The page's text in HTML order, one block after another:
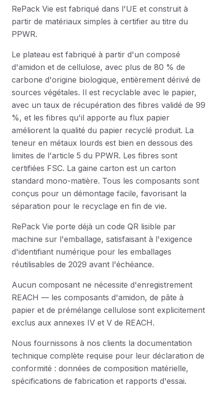
RePack Vie est fabriqué dans l'UE et construit à
partir de matériaux simples à certifier au titre du
PPWR.
Le plateau est fabriqué à partir d'un composé
d'amidon et de cellulose, avec plus de 80 % de
carbone d'origine biologique, entièrement dérivé de
sources végétales. Il est recyclable avec le papier,
avec un taux de récupération des fibres validé de 99
%, et les fibres qu'il apporte au flux papier
améliorent la qualité du papier recyclé produit. La
teneur en métaux lourds est bien en dessous des
limites de l'article 5 du PPWR. Les fibres sont
certifiées FSC. La gaine carton est un carton
standard mono-matière. Tous les composants sont
conçus pour un démontage facile, favorisant la
séparation pour le recyclage en fin de vie.
RePack Vie porte déjà un code QR lisible par
machine sur l'emballage, satisfaisant à l'exigence
d'identifiant numérique pour les emballages
réutilisables de 2029 avant l'échéance.
Aucun composant ne nécessite d'enregistrement
REACH — les composants d'amidon, de pâte à
papier et de prémélange cellulose sont explicitement
exclus aux annexes IV et V de REACH.
Nous fournissons à nos clients la documentation
technique complète requise pour leur déclaration de
conformité : données de composition matérielle,
spécifications de fabrication et rapports d'essai.